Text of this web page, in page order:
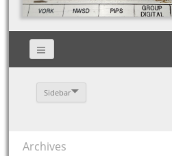
Sidebar
Archives